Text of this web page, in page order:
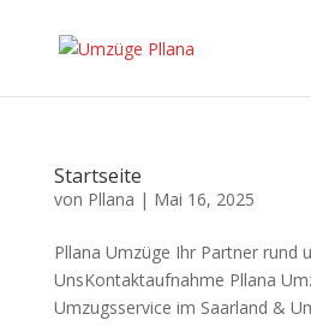
Startseite
von Pllana | Mai 16, 2025
Pllana Umzüge Ihr Partner rund
UnsKontaktaufnahme Pllana
Umzugsservice im Saarland &